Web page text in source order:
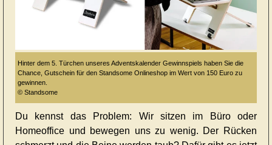
Hinter dem 5. Türchen unseres Adventskalender Gewinnspiels haben Sie die
Chance, Gutschein für den Standsome Onlineshop im Wert von 150 Euro zu
gewinnen.
© Standsome
Du kennst das Problem: Wir sitzen im Büro oder
Homeoffice und bewegen uns zu wenig. Der Rücken